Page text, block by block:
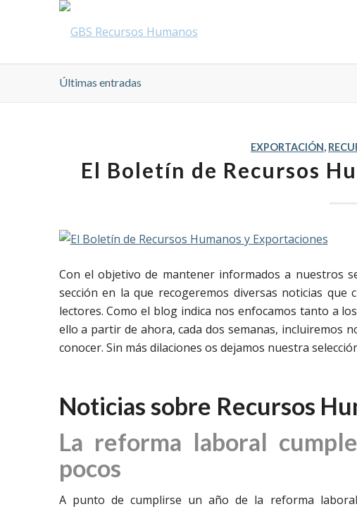
Últimas entradas
EXPORTACIÓN,
El Boletín de Recursos
Con el objetivo de mantener informados a nuestros
sección en la que recogeremos diversas noticias
lectores. Como el blog indica nos enfocamos tanto a
ello a partir de ahora, cada dos semanas, incluiremos
conocer. Sin más dilaciones os dejamos nuestra
Noticias sobre Recursos
La reforma laboral
pocos
A punto de cumplirse un año de la reforma